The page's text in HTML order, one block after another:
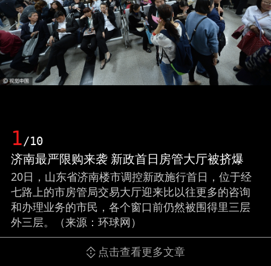
1/10
济南最严限购来袭 新政首日房管大厅被挤爆
20日，山东省济南楼市调控新政施行首日，位于经
七路上的市房管局交易大厅迎来比以往更多的咨询
和办理业务的市民，各个窗口前仍然被围得里三层
外三层。（来源：环球网）
点击查看更多文章